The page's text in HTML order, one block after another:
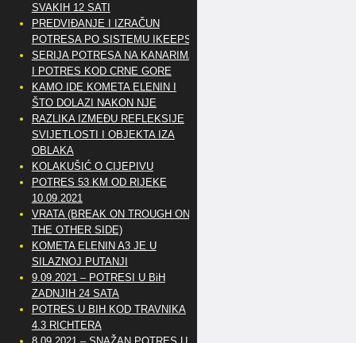
SVAKIH 12 SATI
PREDVIĐANJE I IZRAČUN
POTRESA PO SISTEMU IKEEPS
SERIJA POTRESA NA KANARIMA
I POTRES KOD CRNE GORE
KAMO IDE KOMETA ELENIN I
ŠTO DOLAZI NAKON NJE
RAZLIKA IZMEĐU REFLEKSIJE
SVIJETLOSTI I OBJEKTA IZA
OBLAKA
KOLAKUŠIĆ O CIJEPIVU
POTRES 53 KM OD RIJEKE
10.09.2021
VRATA (BREAK ON TROUGH ON
THE OTHER SIDE)
KOMETA ELENIN A3 JE U
SILAZNOJ PUTANJI
9.09.2021 – POTRESI U BiH
ZADNJIH 24 SATA
POTRES U BIH KOD TRAVNIKA
4.3 RICHTERA